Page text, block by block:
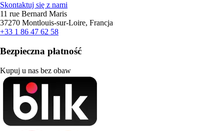
Skontaktuj się z nami
11 rue Bernard Maris
37270 Montlouis-sur-Loire, Francja
+33 1 86 47 62 58
Bezpieczna płatność
Kupuj u nas bez obaw